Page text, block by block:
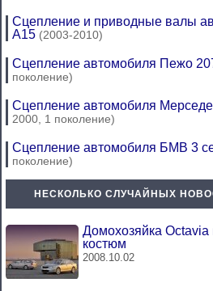
Сцепление и приводные валы
А15 (2003-2010)
Сцепление автомобиля Пежо
поколение)
Сцепление автомобиля
2000, 1 поколение)
Сцепление автомобиля БМВ 3
поколение)
НЕСКОЛЬКО СЛУЧАЙНЫХ
Домохозяйка Octavia
костюм
2008.10.02